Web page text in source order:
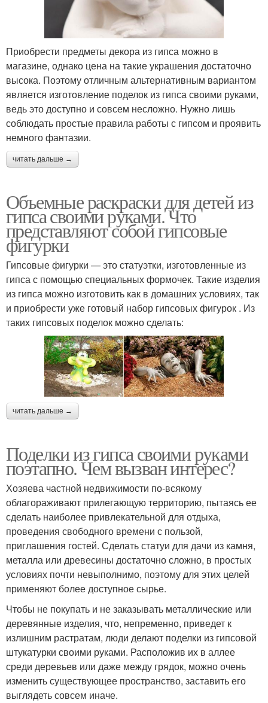
Приобрести предметы декора из гипса можно в
магазине, однако цена на такие украшения достаточно
высока. Поэтому отличным альтернативным вариантом
является изготовление поделок из гипса своими руками,
ведь это доступно и совсем несложно. Нужно лишь
соблюдать простые правила работы с гипсом и проявить
немного фантазии.
читать дальше →
Объемные раскраски для детей из
гипса своими руками. Что
представляют собой гипсовые
фигурки
Гипсовые фигурки — это статуэтки, изготовленные из
гипса с помощью специальных формочек. Такие изделия
из гипса можно изготовить как в домашних условиях, так
и приобрести уже готовый набор гипсовых фигурок . Из
таких гипсовых поделок можно сделать:
читать дальше →
Поделки из гипса своими руками
поэтапно. Чем вызван интерес?
Хозяева частной недвижимости по-всякому
облагораживают прилегающую территорию, пытаясь ее
сделать наиболее привлекательной для отдыха,
проведения свободного времени с пользой,
приглашения гостей. Сделать статуи для дачи из камня,
металла или древесины достаточно сложно, в простых
условиях почти невыполнимо, поэтому для этих целей
применяют более доступное сырье.
Чтобы не покупать и не заказывать металлические или
деревянные изделия, что, непременно, приведет к
излишним растратам, люди делают поделки из гипсовой
штукатурки своими руками. Расположив их в аллее
среди деревьев или даже между грядок, можно очень
изменить существующее пространство, заставить его
выглядеть совсем иначе.